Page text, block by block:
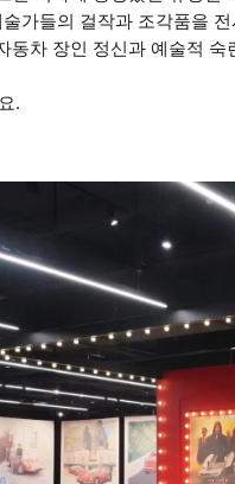
가들의 걸작과 조각품을
동차 장인 정신과 예술적
.